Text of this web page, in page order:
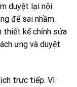
duyệt lại nội
để sai nhầm.
thiết kế chỉnh sửa
ưng và duyệt
trực tiếp. Vì